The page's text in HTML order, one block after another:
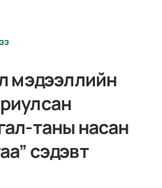
мэдээллийн
таны насан
сэдэвт